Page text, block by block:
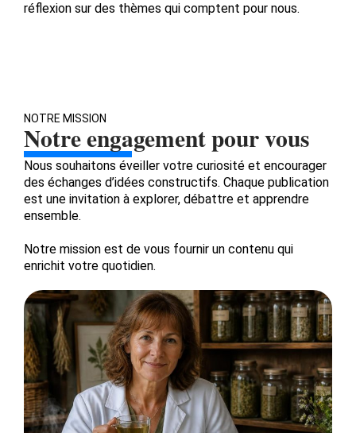
réflexion sur des thèmes qui comptent pour nous.
NOTRE MISSION
Notre engagement pour vous
Nous souhaitons éveiller votre curiosité et encourager
des échanges d’idées constructifs. Chaque publication
est une invitation à explorer, débattre et apprendre
ensemble.
Notre mission est de vous fournir un contenu qui
enrichit votre quotidien.